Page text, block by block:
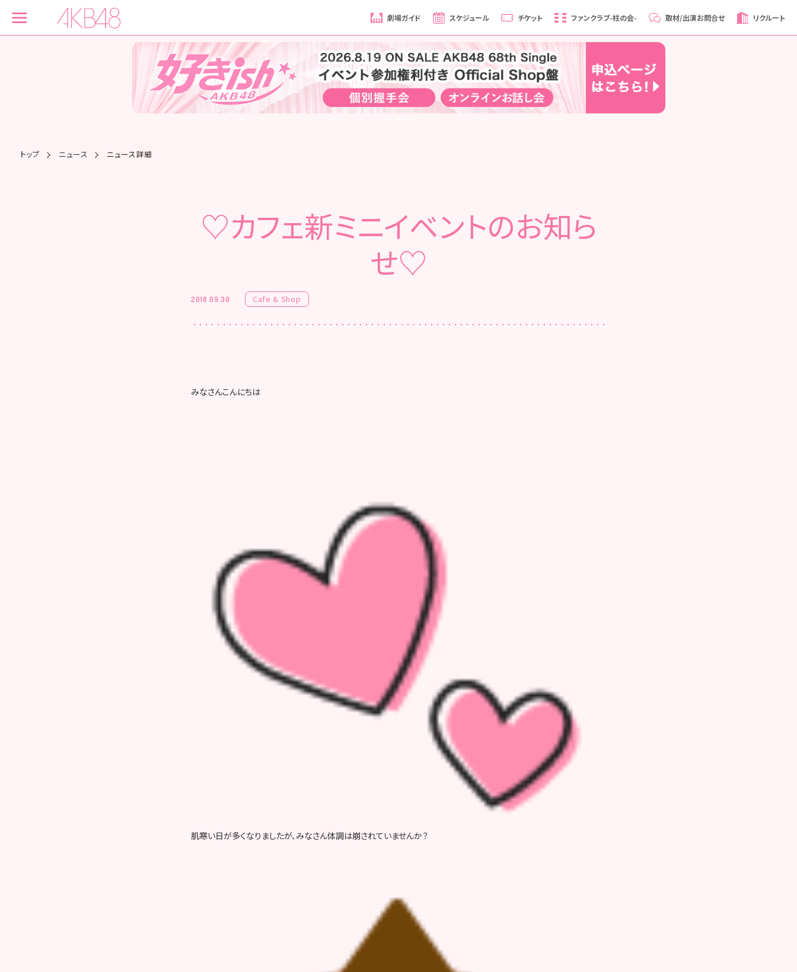
劇場ガイド スケジュール チケット ファンクラブ-柱の会- 取材/出演お問合せ リクルート
トップ ニュース ニュース詳細
♡カフェ新ミニイベントのお知ら
せ♡
2018.09.30 Cafe & Shop
みなさんこんにちは
肌寒い日が多くなりましたが、みなさん体調は崩されていませんか？